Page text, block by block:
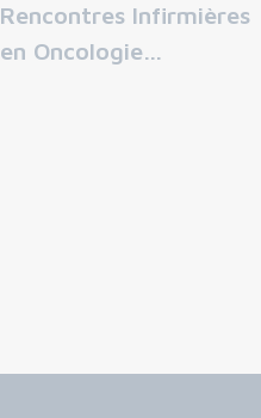
Rencontres Infirmières
en Oncologie…